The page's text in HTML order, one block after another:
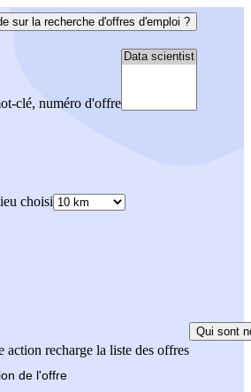
sur la recherche d'offres d'emploi ?
clé, numéro d'offre
choisi
action recharge la liste des offres
Qui sont
de l'offre